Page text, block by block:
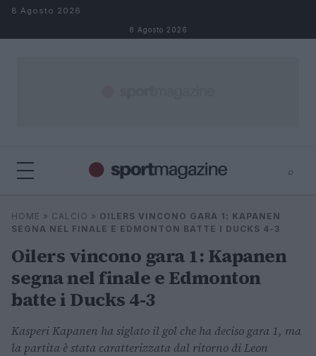
Salta al contenuto
8 Agosto 2026
8 Agosto 2026
⌕
Cerca
⌕
HOME » CALCIO » OILERS VINCONO GARA 1: KAPANEN
SEGNA NEL FINALE E EDMONTON BATTE I DUCKS 4-3
Oilers vincono gara 1: Kapanen
segna nel finale e Edmonton
batte i Ducks 4-3
Kasperi Kapanen ha siglato il gol che ha deciso gara 1, ma
la partita è stata caratterizzata dal ritorno di Leon